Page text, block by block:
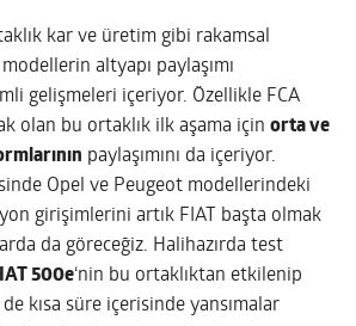
kar ve üretim gibi rakamsal
altyapı paylaşımı
gelişmeleri içeriyor. Özellikle FCA
olan bu ortaklık ilk aşama içinorta ve
paylaşımını da içeriyor.
Opel ve Peugeot modellerindeki
girişimlerini artık FIAT başta olmak
da göreceğiz. Halihazırda test
500e‘nin bu ortaklıktan etkilenip
kısa süre içerisinde yansımalar